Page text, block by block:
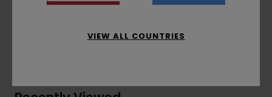
VIEW ALL COUNTRIES